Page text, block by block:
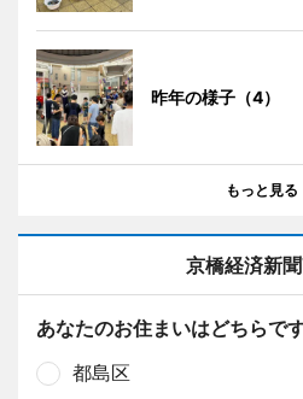
昨年の様子（4）
もっと見る
京橋経済新
あなたのお住まいはどちらで
都島区